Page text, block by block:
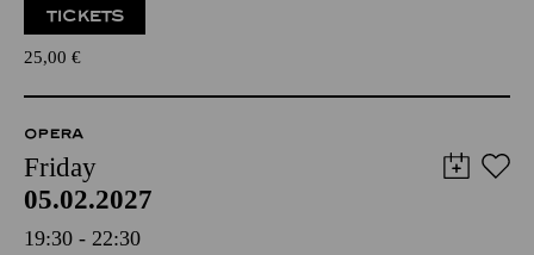
TICKETS
25,00 €
OPERA
Friday
05.02.2027
19:30 - 22:30